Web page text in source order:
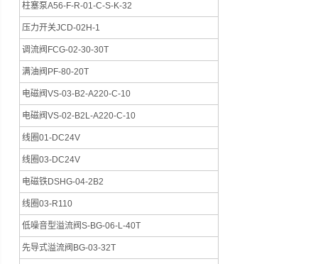
柱塞泵A56-F-R-01-C-S-K-32
压力开关JCD-02H-1
调流阀FCG-02-30-30T
满油阀PF-80-20T
电磁阀VS-03-B2-A220-C-10
电磁阀VS-02-B2L-A220-C-10
线圈01-DC24V
线圈03-DC24V
电磁铁DSHG-04-2B2
线圈03-R110
低噪音型溢流阀S-BG-06-L-40T
先导式溢流阀BG-03-32T